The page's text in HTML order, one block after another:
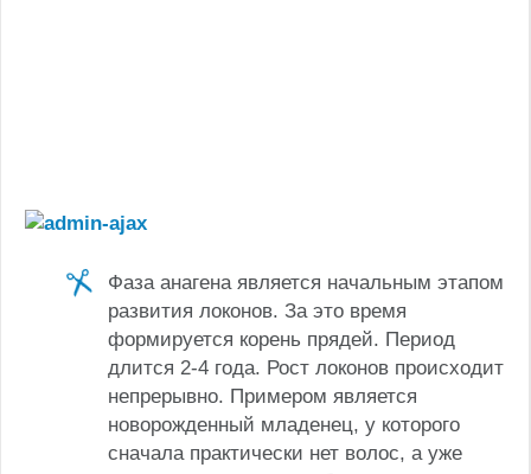
Фаза анагена является начальным этапом
развития локонов. За это время
формируется корень прядей. Период
длится 2-4 года. Рост локонов происходит
непрерывно. Примером является
новорожденный младенец, у которого
сначала практически нет волос, а уже